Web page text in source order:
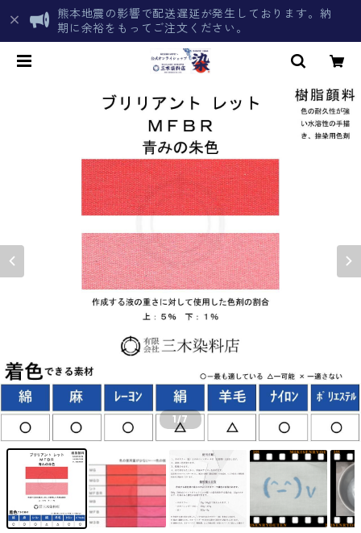
熊本地震の影響で配送遅延が発生しております。納
期に余裕をもってご注文ください。
1/7